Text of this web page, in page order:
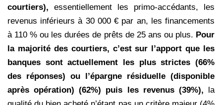
courtiers), essentiellement les primo-accédants, les
revenus inférieurs à 30 000 € par an, les financements
à 110 % ou les durées de prêts de 25 ans ou plus. Pour
la majorité des courtiers, c’est sur l’apport que les
banques sont actuellement les plus strictes (66%
des réponses) ou l’épargne résiduelle (disponible
après opération) (62%) puis les revenus (39%), la